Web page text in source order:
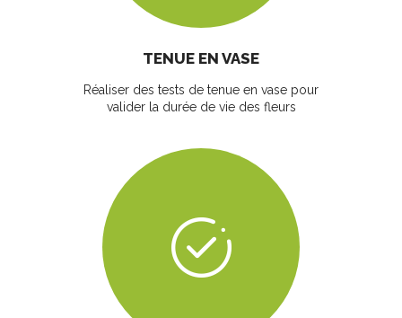
TENUE EN VASE
Réaliser des tests de tenue en vase pour
valider la durée de vie des fleurs